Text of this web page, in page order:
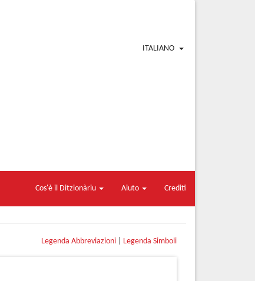
ITALIANO
Cos'è il Ditzionàriu Aiuto Crediti
Legenda Abbreviazioni Legenda Simboli